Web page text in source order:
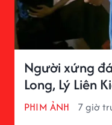
Người xứng
Long, Lý Liên
PHIM ẢNH 7 giờ